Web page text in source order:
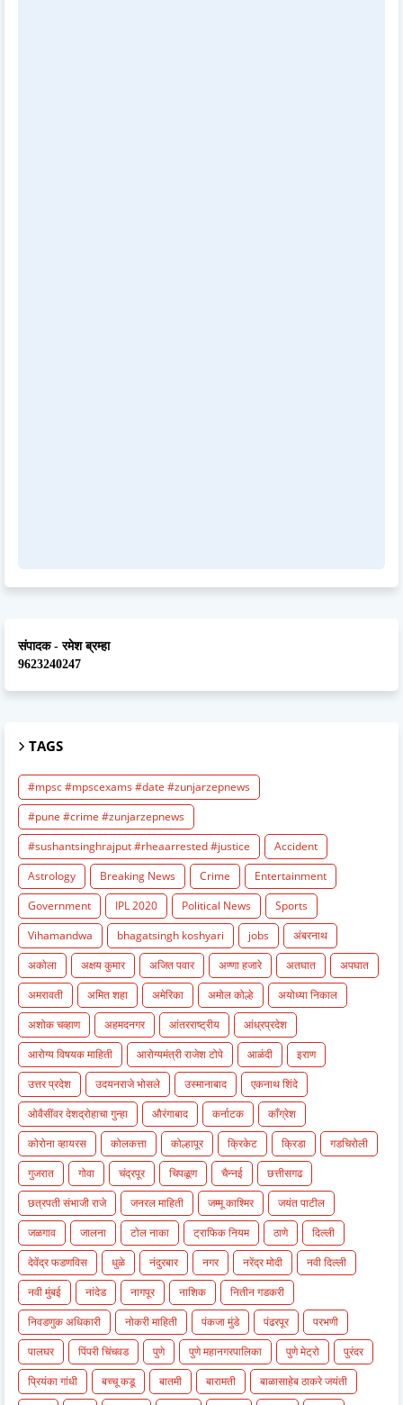
संपादक - रमेश ब्रम्हा
9623240247
TAGS
#mpsc #mpscexams #date #zunjarzepnews
#pune #crime #zunjarzepnews
#sushantsinghrajput #rheaarrested #justice
Accident
Astrology
Breaking News Crime
Entertainment
Government
IPL 2020 Political News
Sports
Vihamandwa
bhagatsingh koshyari jobs
अंबरनाथ
अकोला
अक्षय कुमार अजित पवार अण्णा हजारे अतघात
अपघात
अमरावती
अमित शहा अमेरिका अमोल कोल्हे
अयोध्या निकाल
अशोक चव्हाण
अहमदनगर आंतरराष्ट्रीय
आंध्रप्रदेश
आरोग्य विषयक माहिती
आरोग्यमंत्री राजेश टोपे आळंदी
इराण
उत्तर प्रदेश
उदयनराजे भोसले उस्मानाबाद
एकनाथ शिंदे
ओवैसींवर देशद्रोहाचा गुन्हा
औरंगाबाद कर्नाटक
काँग्रेश
कोरोना व्हायरस
कोलकत्ता कोल्हापूर क्रिकेट क्रिडा
गडचिरोली
गुजरात
गोवा चंद्रपूर चिपळूण चैन्नई
छत्तीसगढ
छत्रपती संभाजी राजे
जनरल माहिती जम्मू काश्मिर
जयंत पाटील
जळगाव
जालना टोल नाका ट्राफिक नियम ठाणे
दिल्ली
देवेंद्र फडणविस
धुळे नंदुरबार नगर नरेंद्र मोदी
नवी दिल्ली
नवी मुंबई
नांदेड नागपूर नाशिक
नितीन गडकरी
निवडणुक अधिकारी
नोकरी माहिती पंकजा मुंडे पंढरपूर
परभणी
पालघर
पिंपरी चिंचवड पुणे पुणे महानगरपालिका पुणे मेट्रो
पुरंदर
प्रियंका गांधी
बच्चू कडू बातमी बारामती
बाळासाहेब ठाकरे जयंती